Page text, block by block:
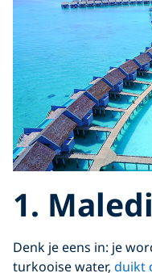
1.
Denk je eens in: je
turkooise water, duikt